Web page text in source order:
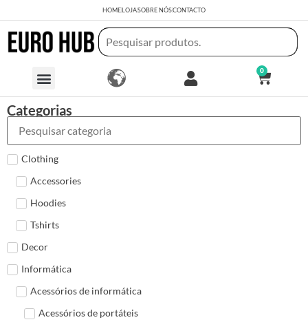
HOMELOJASOBRE NÓSCONTACTO
0
Categorias
Clothing
Accessories
Hoodies
Tshirts
Decor
Informática
Acessórios de informática
Acessórios de portáteis